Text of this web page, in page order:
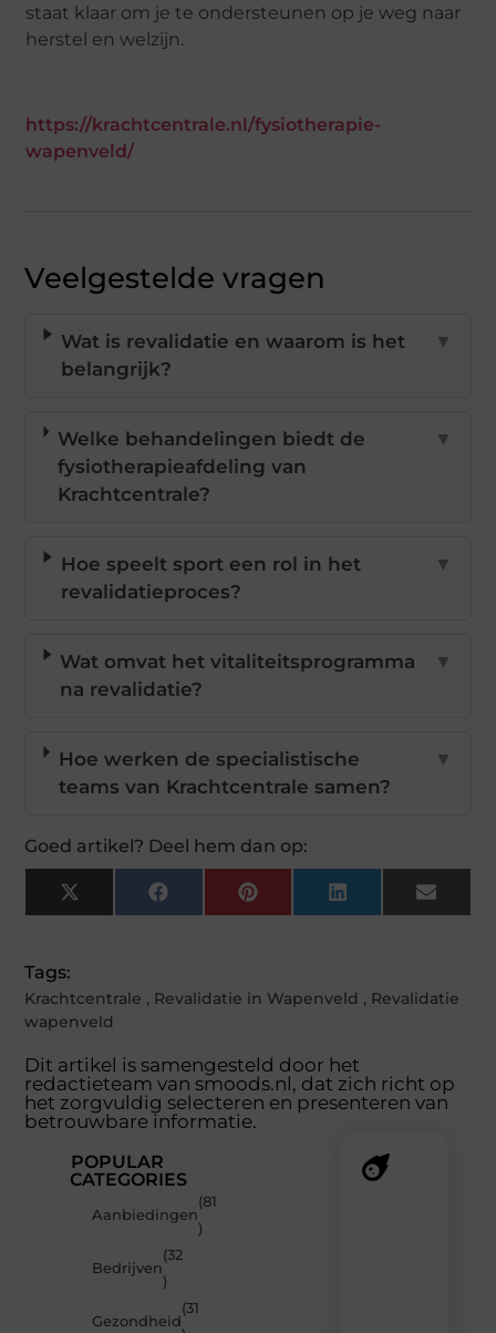
staat klaar om je te ondersteunen op je weg naar
herstel en welzijn.
https://krachtcentrale.nl/fysiotherapie-
wapenveld/
Veelgestelde vragen
Wat is revalidatie en waarom is het
belangrijk?
▼
Welke behandelingen biedt de
fysiotherapieafdeling van
Krachtcentrale?
▼
Hoe speelt sport een rol in het
revalidatieproces?
▼
Wat omvat het vitaliteitsprogramma
na revalidatie?
▼
Hoe werken de specialistische
teams van Krachtcentrale samen?
▼
Goed artikel? Deel hem dan op:
X
(Twitter)
FacebookPinterestLinkedInEmail
Tags:
Krachtcentrale , Revalidatie in Wapenveld , Revalidatie
wapenveld
Dit artikel is samengesteld door het
redactieteam van smoods.nl, dat zich richt op
het zorgvuldig selecteren en presenteren van
betrouwbare informatie.
POPULAR
CATEGORIES
Aanbiedingen
(81
)
Bedrijven
(32
)
Gezondheid
(31